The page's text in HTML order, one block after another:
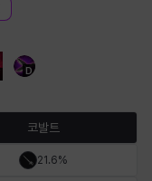
D
코발트
21.6%